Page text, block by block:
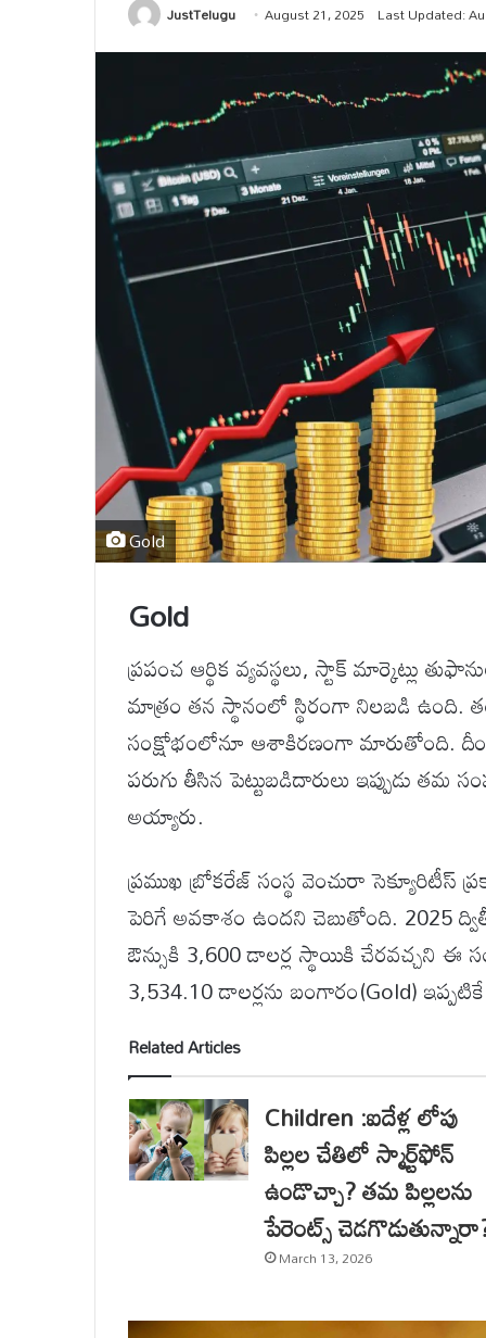
JustTelugu August 21, 2025 Last Updated:
Gold
Gold
ప్రపంచ ఆర్థిక వ్యవస్థలు, స్టాక్ మార్కెట్లు
మాత్రం తన స్థానంలో స్థిరంగా నిలబడి ఉంది.
సంక్షోభంలోనూ ఆశాకిరణంగా మారుతోంది.
పరుగు తీసిన పెట్టుబడిదారులు ఇప్పుడు
అయ్యారు.
ప్రముఖ బ్రోకరేజ్ సంస్థ వెంచురా సెక్యూరిటీస్
పెరిగే అవకాశం ఉందని చెబుతోంది. 2025
ఔన్సుకి 3,600 డాలర్ల స్థాయికి చేరవచ్చని ఈ
3,534.10 డాలర్లను బంగారం(Gold)
Related Articles
Children :ఐదేళ్ల లోపు
పిల్లల చేతిలో స్మార్ట్‌ఫోన్
ఉండొచ్చా? తమ పిల్లలను
పేరెంట్స్
March 13, 2026